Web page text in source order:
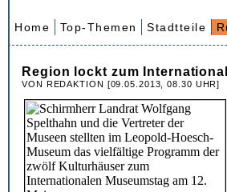
Home Top-Themen Stadtteile
Region lockt zum
VON REDAKTION [09.05.2013, 08.30 UHR]